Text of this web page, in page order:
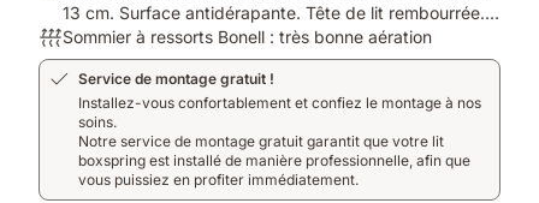
moyenne
Base
rembourrée
en
bois
ressorts
13 cm. Surface antidérapante. Tête de lit rembourrée.
Housse lavable. 8 pieds. Matériel de montage inclus.
Respirabilité:
Sommier
ressorts
Bonell
Sommier à ressorts Bonell : très bonne aération
Service de montage gratuit !
Installez-vous confortablement et confiez le montage à nos
soins.
Notre service de montage gratuit garantit que votre lit
boxspring est installé de manière professionnelle, afin que
vous puissiez en profiter immédiatement.